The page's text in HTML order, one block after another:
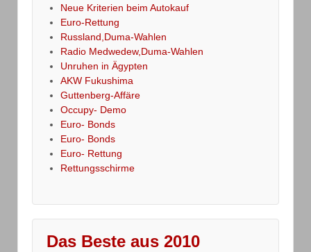
Neue Kriterien beim Autokauf
Euro-Rettung
Russland,Duma-Wahlen
Radio Medwedew,Duma-Wahlen
Unruhen in Ägypten
AKW Fukushima
Guttenberg-Affäre
Occupy- Demo
Euro- Bonds
Euro- Bonds
Euro- Rettung
Rettungsschirme
Das Beste aus 2010